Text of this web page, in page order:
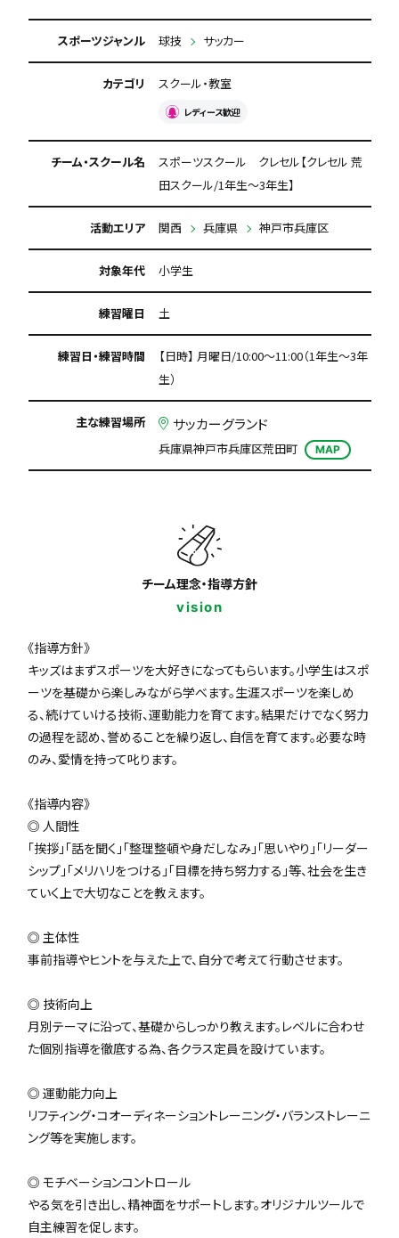
スポーツジャンル 球技 サッカー
カテゴリ スクール・教室
レディース歓迎
チーム・スクール名
スポーツスクール クレセル【クレセル 荒
田スクール/1年生～3年生】
活動エリア 関西 兵庫県 神戸市兵庫区
対象年代 小学生
練習曜日 土
練習日・練習時間
【日時】 月曜日/10:00～11:00（1年生～3年
生）
主な練習場所 サッカーグランド
兵庫県神戸市兵庫区荒田町 MAP
チーム理念・指導方針
vision
《指導方針》
キッズはまずスポーツを大好きになってもらいます。小学生はスポ
ーツを基礎から楽しみながら学べます。生涯スポーツを楽しめ
る、続けていける技術、運動能力を育てます。結果だけでなく努力
の過程を認め、誉めることを繰り返し、自信を育てます。必要な時
のみ、愛情を持って叱ります。
《指導内容》
◎ 人間性
「挨拶」「話を聞く」「整理整頓や身だしなみ」「思いやり」「リーダー
シップ」「メリハリをつける」「目標を持ち努力する」等、社会を生き
ていく上で大切なことを教えます。
◎ 主体性
事前指導やヒントを与えた上で、自分で考えて行動させます。
◎ 技術向上
月別テーマに沿って、基礎からしっかり教えます。レベルに合わせ
た個別指導を徹底する為、各クラス定員を設けています。
◎ 運動能力向上
リフティング・コオーディネーショントレーニング・バランストレーニ
ング等を実施します。
◎ モチベーションコントロール
やる気を引き出し、精神面をサポートします。オリジナルツールで
自主練習を促します。